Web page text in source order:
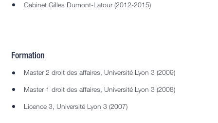
Cabinet Gilles Dumont-Latour (2012-2015)
Formation
Master 2 droit des affaires, Université Lyon 3 (2009)
Master 1 droit des affaires, Université Lyon 3 (2008)
Licence 3, Université Lyon 3 (2007)